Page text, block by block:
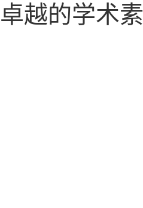
卓越的学术